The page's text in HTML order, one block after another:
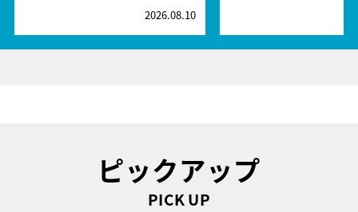
2026.08.10
ピックアップ
PICK UP